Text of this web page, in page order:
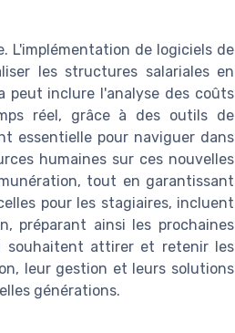
L'implémentation de logiciels de
les structures salariales en
peut inclure l'analyse des coûts
réel, grâce à des outils de
essentielle pour naviguer dans
humaines sur ces nouvelles
tout en garantissant
pour les stagiaires, incluent
préparant ainsi les prochaines
souhaitent attirer et retenir les
leur gestion et leurs solutions
générations.